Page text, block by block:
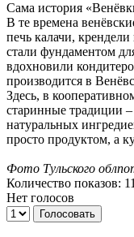
Сама история
В те времена
печь калачи,
стали фундаментом
вдохновили
производится в
Здесь, в
старинные традиции
натуральных
просто продуктом, а
Фото Тульского
Количество показов:
Нет голосов
Голосовать